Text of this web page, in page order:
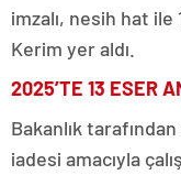
imzalı, nesih hat ile
Kerim yer aldı.
2025’TE 13 ESER
Bakanlık
iadesi amacıyla